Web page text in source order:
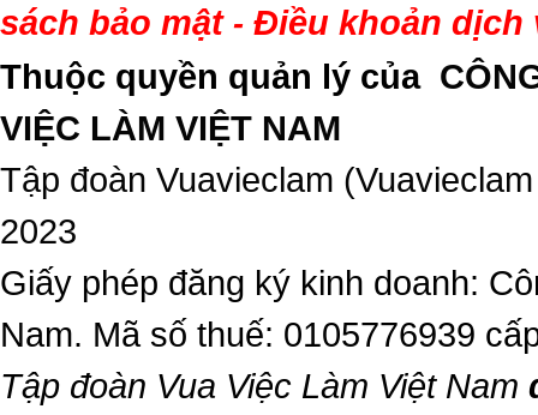
sách bảo mật- Điều khoản dịch
Thuộc quyền quản lý của
VIỆC LÀM VIỆT NAM
Tập đoàn Vuavieclam
2023
Giấy phép đăng ký kinh doanh:
Nam. Mã số thuế: 0105776939
Tập đoàn Vua Việc Làm Việt Nam